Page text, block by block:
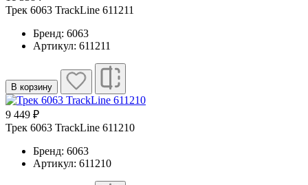
Трек 6063 TrackLine 611211
Бренд: 6063
Артикул: 611211
В корзину
9 449 ₽
Трек 6063 TrackLine 611210
Бренд: 6063
Артикул: 611210